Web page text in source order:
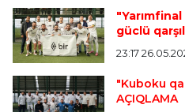
Dünya çempionatı
"İnfantino istefa
güclü
23:17
"Kuboku
AÇIQLAMA